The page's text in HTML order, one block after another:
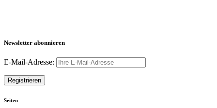
Newsletter abonnieren
E-Mail-Adresse:
Seiten